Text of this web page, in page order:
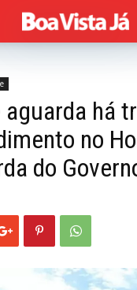
há
no
do